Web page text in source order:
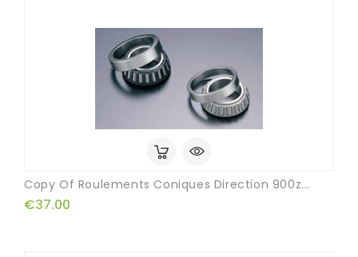
Copy Of Roulements Coniques Direction 900z...
€37.00